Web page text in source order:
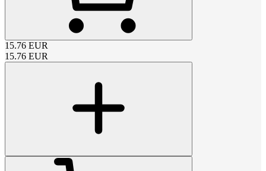
15.76 EUR
15.76 EUR